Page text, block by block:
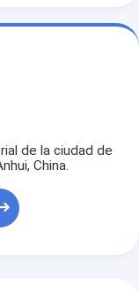
de la ciudad de
China.